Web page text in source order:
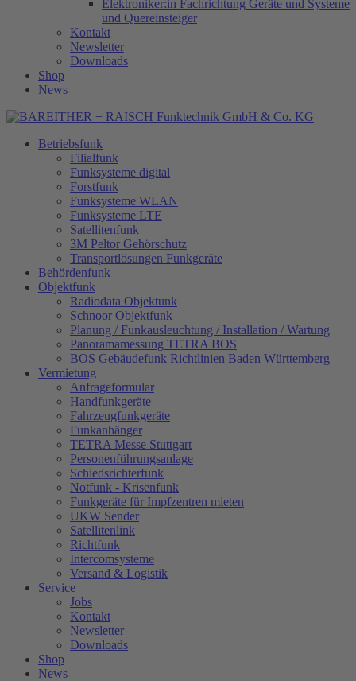
Elektroniker:in Fachrichtung Geräte und Systeme
und Quereinsteiger
Kontakt
Newsletter
Downloads
Shop
News
Betriebsfunk
Filialfunk
Funksysteme digital
Forstfunk
Funksysteme WLAN
Funksysteme LTE
Satellitenfunk
3M Peltor Gehörschutz
Transportlösungen Funkgeräte
Behördenfunk
Objektfunk
Radiodata Objektunk
Schnoor Objektfunk
Planung / Funkausleuchtung / Installation / Wartung
Panoramamessung TETRA BOS
BOS Gebäudefunk Richtlinien Baden Württemberg
Vermietung
Anfrageformular
Handfunkgeräte
Fahrzeugfunkgeräte
Funkanhänger
TETRA Messe Stuttgart
Personenführungsanlage
Schiedsrichterfunk
Notfunk - Krisenfunk
Funkgeräte für Impfzentren mieten
UKW Sender
Satellitenlink
Richtfunk
Intercomsysteme
Versand & Logistik
Service
Jobs
Kontakt
Newsletter
Downloads
Shop
News